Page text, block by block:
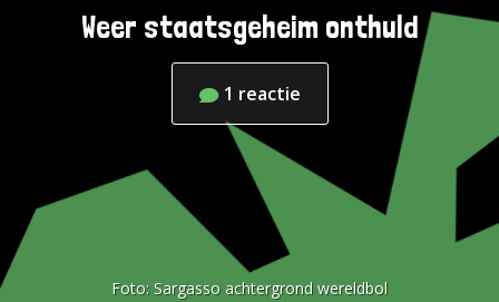
Weer staatsgeheim onthuld
1 reactie
Foto: Sargasso achtergrond wereldbol